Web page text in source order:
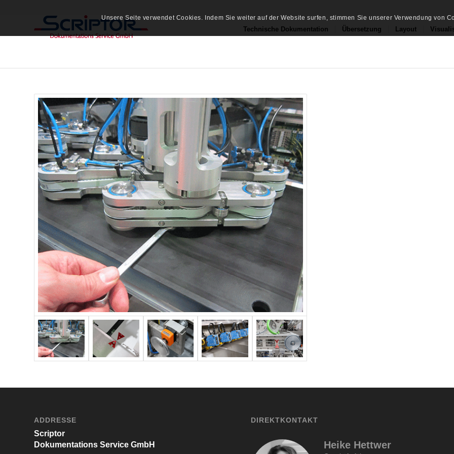
Technische Dokumentation Übersetzung Layout
ADDRESSE
Scriptor
Dokumentations Service GmbH
DIREKTKONTAKT
Heike Hettwer
Unsere Seite verwendet Cookies. Indem Sie weiter auf der Website surfen, stimmen Sie unserer Verwendung von